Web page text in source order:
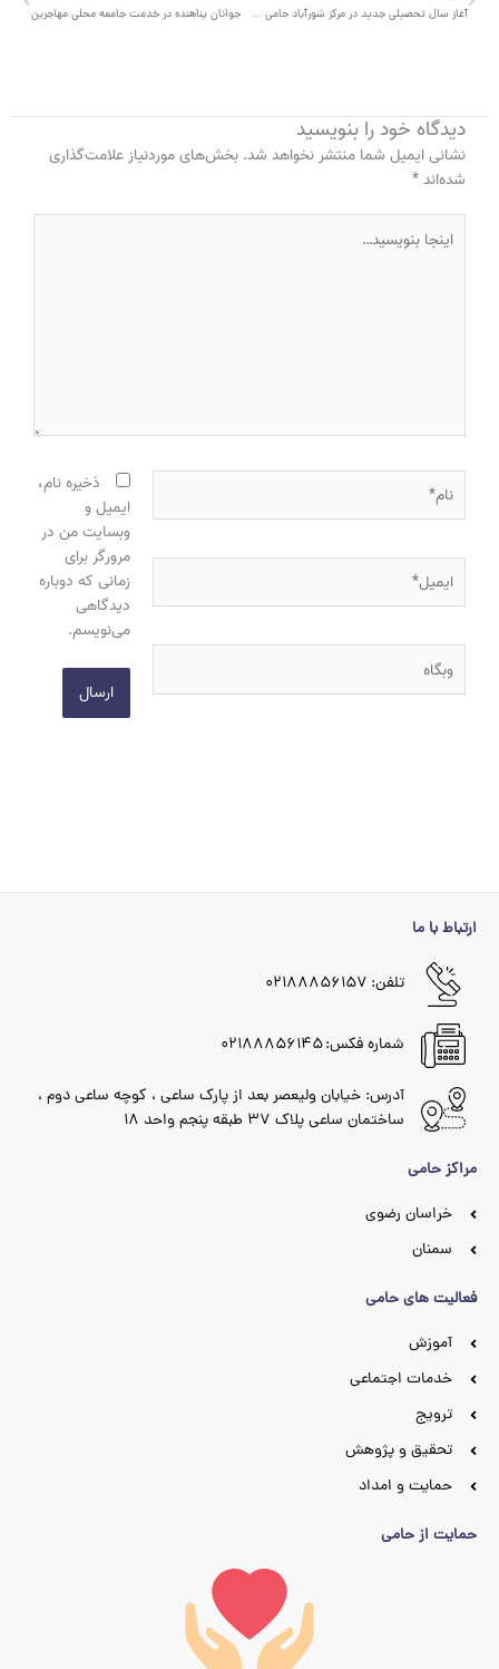
آغاز سال تحصیلی جدید در مرکز شورآباد حامی با حضور معاون رئیس جمهور و سفیر افغانستان در ایران جوانان پناهنده در خدمت جامعه محلی مهاجرین
دیدگاه‌ خود را بنویسید
نشانی ایمیل شما منتشر نخواهد شد. بخش‌های موردنیاز علامت‌گذاری
شده‌اند*
بنویسید…
ذخیره نام،
ایمیل و
وبسایت من در
مرورگر برای
زمانی که دوباره
دیدگاهی
می‌نویسم.
ارتباط با ما
تلفن: ۰۲۱۸۸۸۵۶۱۵۷
شماره فکس: ۰۲۱۸۸۸۵۶۱۴۵
آدرس: خیابان ولیعصر بعد از پارک ساعی ، کوچه ساعی دوم ،
ساختمان ساعی پلاک ۳۷ طبقه پنجم واحد ۱۸
مراکز حامی
خراسان رضوی
سمنان
فعالیت های حامی
آموزش
خدمات اجتماعی
ترویج
تحقیق و پژوهش
حمایت و امداد
حمایت از حامی